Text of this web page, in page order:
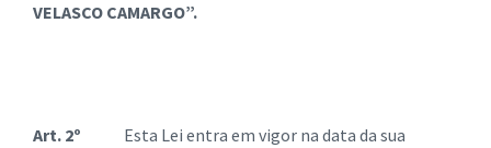
VELASCO CAMARGO”.
Art. 2º Esta Lei entra em vigor na data da sua